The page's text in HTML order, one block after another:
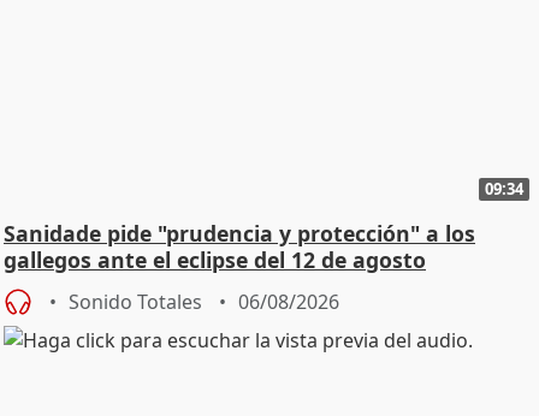
09:34
Sanidade pide "prudencia y protección" a los
gallegos ante el eclipse del 12 de agosto
Sonido Totales 06/08/2026